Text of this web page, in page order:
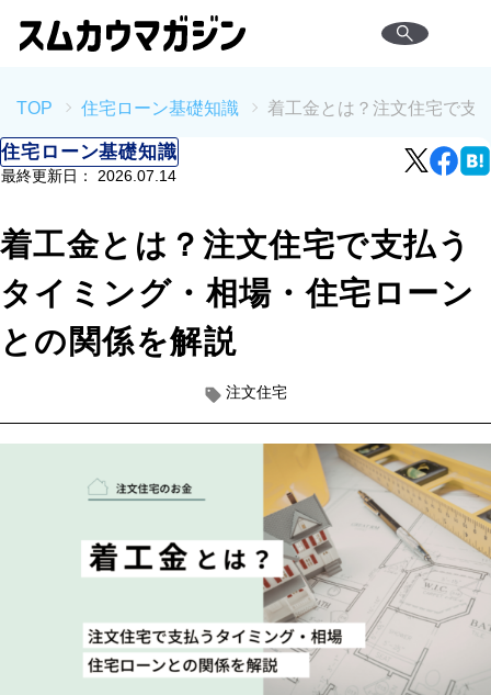
TOP 住宅ローン基礎知識 着工金とは？注文住宅で支
住宅ローン基礎知識
最終更新日： 2026.07.14
着工金とは？注文住宅で支払う
タイミング・相場・住宅ローン
との関係を解説
注文住宅